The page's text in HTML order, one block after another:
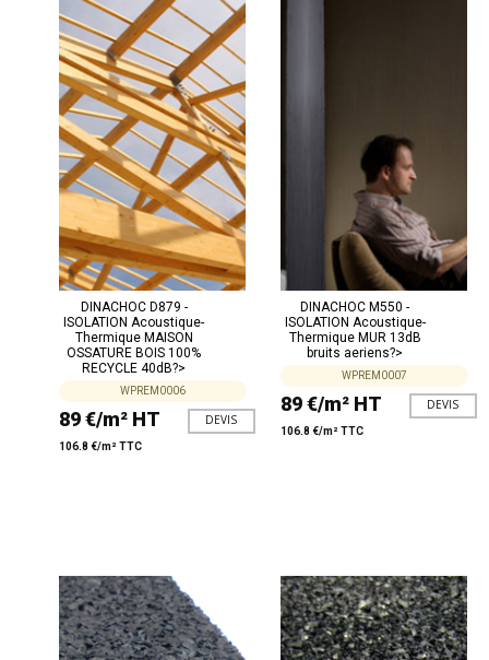
DINACHOC D879 -
ISOLATION Acoustique-
Thermique MAISON
OSSATURE BOIS 100%
RECYCLE 40dB?>
WPREM0006
89 €/m² HT
106.8 €/m² TTC
DEVIS
DINACHOC M550 -
ISOLATION Acoustique-
Thermique MUR 13dB
bruits aeriens?>
WPREM0007
89 €/m² HT
106.8 €/m² TTC
DEVIS